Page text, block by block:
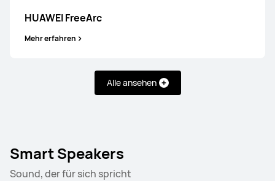
HUAWEI FreeArc
Mehr erfahren
Alle ansehen
Smart Speakers
Sound, der für sich spricht